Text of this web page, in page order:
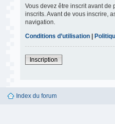
Vous devez être inscrit avant de
inscrits. Avant de vous inscrire,
navigation.
Conditions d’utilisation |
Inscription
Index du forum